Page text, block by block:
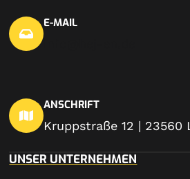
E-MAIL
ANSCHRIFT
Kruppstraße 12 | 23560
UNSER UNTERNEHMEN